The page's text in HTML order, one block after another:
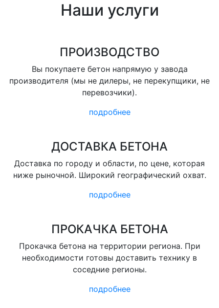
Наши услуги
ПРОИЗВОДСТВО
Вы покупаете бетон напрямую у завода
производителя (мы не дилеры, не перекупщики, не
перевозчики).
подробнее
ДОСТАВКА БЕТОНА
Доставка по городу и области, по цене, которая
ниже рыночной. Широкий географический охват.
подробнее
ПРОКАЧКА БЕТОНА
Прокачка бетона на территории региона. При
необходимости готовы доставить технику в
соседние регионы.
подробнее